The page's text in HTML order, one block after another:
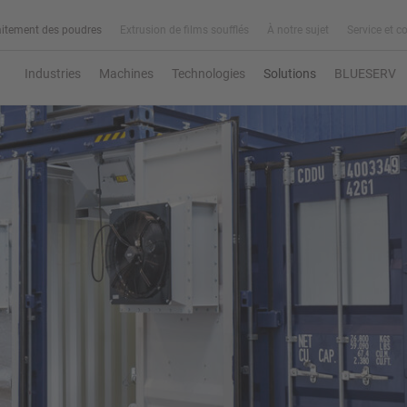
des poudres Extrusion de films soufflés À notre sujet Service et
Industries Machines Technologies
: découvrez la gamme complète
Solutions BLUESERV
jour de certains systèmes de
Siemens nécessaire !